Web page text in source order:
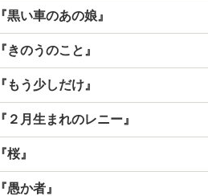
『黒い車のあの娘』
『きのうのこと』
『もう少しだけ』
『２月生まれのレニー』
『桜』
『愚か者』